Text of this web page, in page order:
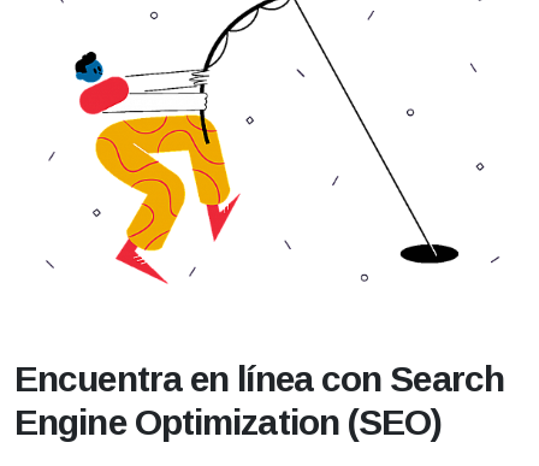
Encuentra en línea con Search
Engine Optimization (SEO)